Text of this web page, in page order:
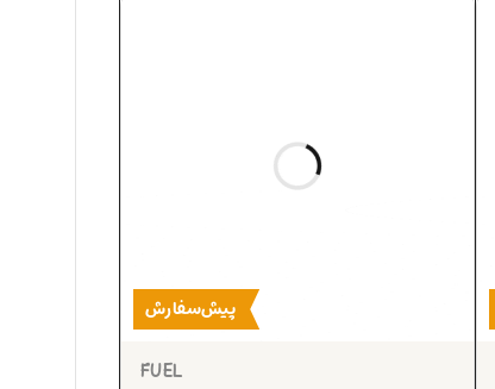
پیش‌سفارش
FUEL